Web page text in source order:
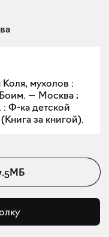
мухолов :
— Москва ;
: Ф-ка детской
за книгой).